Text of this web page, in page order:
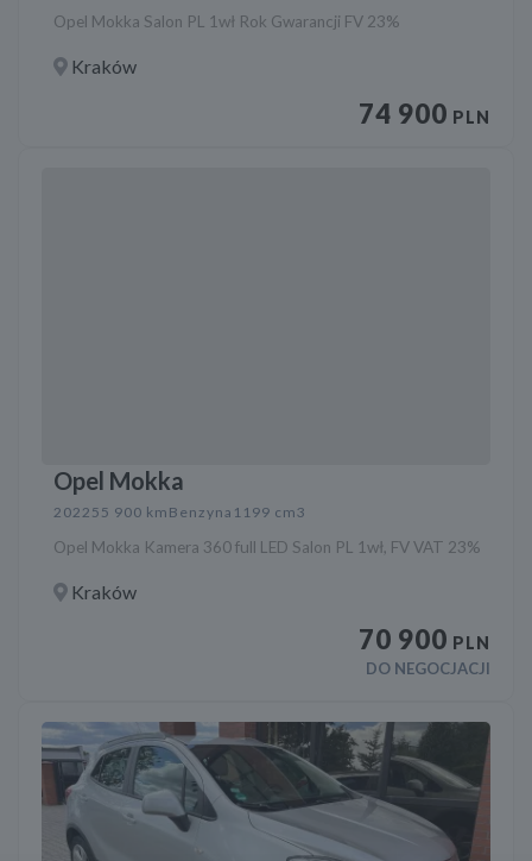
Opel Mokka Salon PL 1wł Rok Gwarancji FV 23%
Kraków
74 900 PLN
Opel Mokka
2022 55 900 km Benzyna 1199 cm3
Opel Mokka Kamera 360 full LED Salon PL 1wł, FV VAT 23%
Kraków
70 900 PLN
DO NEGOCJACJI